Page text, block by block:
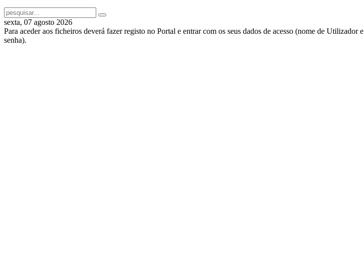
sexta, 07 agosto 2026
Para aceder aos ficheiros deverá fazer registo no Portal e entrar com os seus dados de acesso (nome de Utilizador e
senha).